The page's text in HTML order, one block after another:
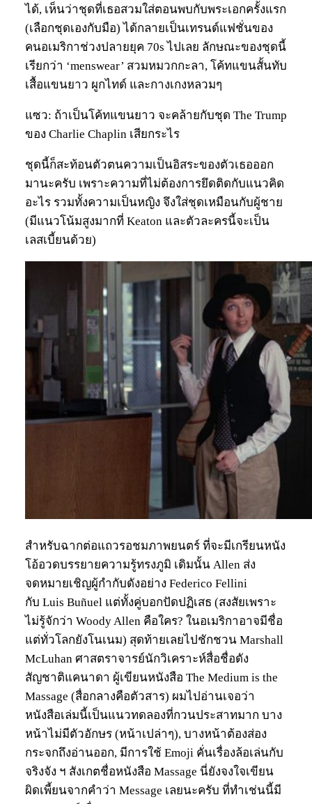
ได้, เห็นว่าชุดที่เธอสวมใส่ตอนพบกับพระเอกครั้งแรก
(เลือกชุดเองกับมือ) ได้กลายเป็นเทรนด์แฟชั่นของ
คนอเมริกาช่วงปลายยุค 70s ไปเลย ลักษณะของชุดนี้
เรียกว่า ‘menswear’ สวมหมวกกะลา, โค้ทแขนสั้นทับ
เสื้อแขนยาว ผูกไทด์ และกางเกงหลวมๆ
แซว: ถ้าเป็นโค้ทแขนยาว จะคล้ายกับชุด The Trump
ของ Charlie Chaplin เสียกระไร
ชุดนี้ก็สะท้อนตัวตนความเป็นอิสระของตัวเธอออก
มานะครับ เพราะความที่ไม่ต้องการยึดติดกับแนวคิด
อะไร รวมทั้งความเป็นหญิง จึงใส่ชุดเหมือนกับผู้ชาย
(มีแนวโน้มสูงมากที่ Keaton และตัวละครนี้จะเป็น
เลสเบี้ยนด้วย)
สำหรับฉากต่อแถวรอชมภาพยนตร์ ที่จะมีเกรียนหนัง
โอ้อวดบรรยายความรู้ทรงภูมิ เดิมนั้น Allen ส่ง
จดหมายเชิญผู้กำกับดังอย่าง Federico Fellini
กับ Luis Buñuel แต่ทั้งคู่บอกปัดปฏิเสธ (สงสัยเพราะ
ไม่รู้จักว่า Woody Allen คือใคร? ในอเมริกาอาจมีชื่อ
แต่ทั่วโลกยังโนเนม) สุดท้ายเลยไปชักชวน Marshall
McLuhan ศาสตราจารย์นักวิเคราะห์สื่อชื่อดัง
สัญชาติแคนาดา ผู้เขียนหนังสือ The Medium is the
Massage (สื่อกลางคือตัวสาร) ผมไปอ่านเจอว่า
หนังสือเล่มนี้เป็นแนวทดลองที่กวนประสาทมาก บาง
หน้าไม่มีตัวอักษร (หน้าเปล่าๆ), บางหน้าต้องส่อง
กระจกถึงอ่านออก, มีการใช้ Emoji คั่นเรื่องล้อเล่นกับ
จริงจัง ฯ สังเกตชื่อหนังสือ Massage นี่ยังจงใจเขียน
ผิดเพี้ยนจากคำว่า Message เลยนะครับ ที่ทำเช่นนี้มี